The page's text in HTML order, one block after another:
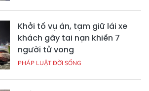
Khởi tố vụ án, tạm giữ lái xe
khách gây tai nạn khiến 7
người tử vong
PHÁP LUẬT ĐỜI SỐNG